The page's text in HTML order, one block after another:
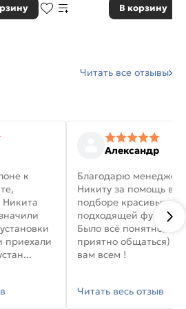
В корзину
Читать все отзывы
к
Никита
приехали
Александр
Благодарю
Никиту за помощь в
подборе красивых
подходящей
Было всё понятно, и
приятно общаться)
вам всем !
Читать весь отзыв